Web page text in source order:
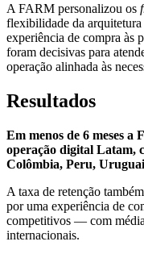
A FARM personalizou os
flexibilidade da
experiência de compra às
foram decisivas para
operação alinhada às
Resultados
Em menos de 6 meses
operação digital Latam,
Colômbia, Peru,
A taxa de retenção
por uma experiência de
competitivos — com
internacionais.